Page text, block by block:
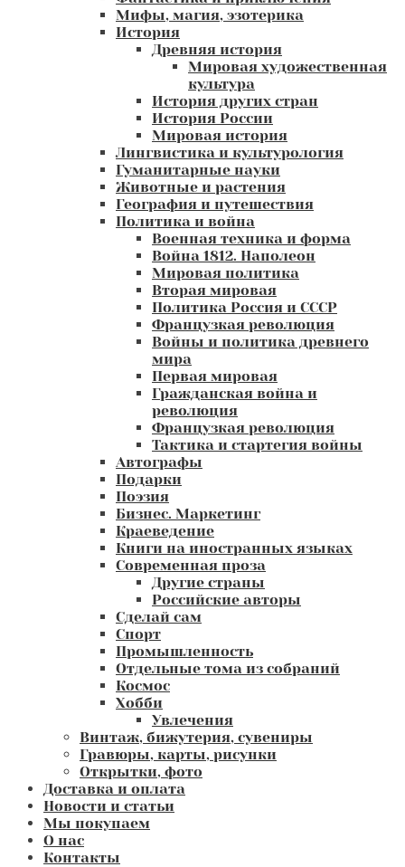
Мифы, магия, эзотерика
История
Древняя история
Мировая художественная
культура
История других стран
История России
Мировая история
Лингвистика и культурология
Гуманитарные науки
Животные и растения
География и путешествия
Политика и война
Военная техника и форма
Война 1812. Наполеон
Мировая политика
Вторая мировая
Политика Россия и СССР
Французкая революция
Войны и политика древнего
мира
Первая мировая
Гражданская война и
революция
Французкая революция
Тактика и стартегия войны
Автографы
Подарки
Поэзия
Бизнес. Маркетинг
Краеведение
Книги на иностранных языках
Современная проза
Другие страны
Российские авторы
Сделай сам
Спорт
Промышленность
Отдельные тома из собраний
Космос
Хобби
Увлечения
Винтаж, бижутерия, сувениры
Гравюры, карты, рисунки
Открытки, фото
Доставка и оплата
Новости и статьи
Мы покупаем
О нас
Контакты